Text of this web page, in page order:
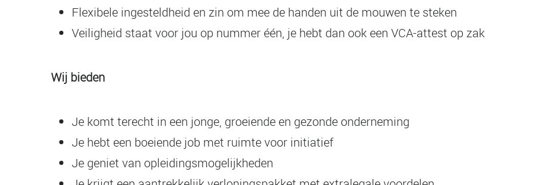
Flexibele ingesteldheid en zin om mee de handen uit de mouwen te steken
Veiligheid staat voor jou op nummer één, je hebt dan ook een VCA-attest op zak
Wij bieden
Je komt terecht in een jonge, groeiende en gezonde onderneming
Je hebt een boeiende job met ruimte voor initiatief
Je geniet van opleidingsmogelijkheden